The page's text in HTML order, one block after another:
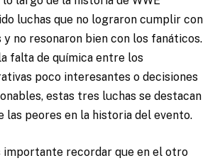
luchas que no lograron cumplir con
no resonaron bien con los fanáticos.
falta de química entre los
poco interesantes o decisiones
estas tres luchas se destacan
las peores en la historia del evento.
importante recordar que en el otro